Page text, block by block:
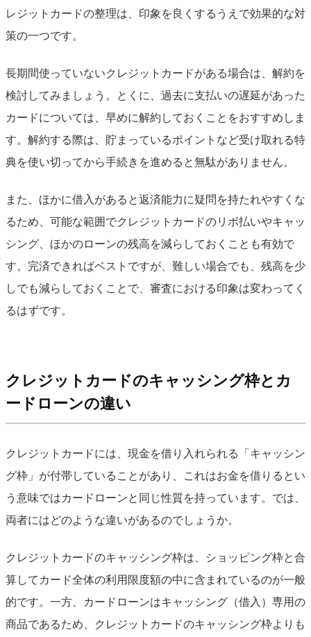
レジットカードの整理は、印象を良くするうえで効果的な対
策の一つです。
長期間使っていないクレジットカードがある場合は、解約を
検討してみましょう。とくに、過去に支払いの遅延があった
カードについては、早めに解約しておくことをおすすめしま
す。解約する際は、貯まっているポイントなど受け取れる特
典を使い切ってから手続きを進めると無駄がありません。
また、ほかに借入があると返済能力に疑問を持たれやすくな
るため、可能な範囲でクレジットカードのリボ払いやキャッ
シング、ほかのローンの残高を減らしておくことも有効で
す。完済できればベストですが、難しい場合でも、残高を少
しでも減らしておくことで、審査における印象は変わってく
るはずです。
クレジットカードのキャッシング枠とカ
ードローンの違い
クレジットカードには、現金を借り入れられる「キャッシン
グ枠」が付帯していることがあり、これはお金を借りるとい
う意味ではカードローンと同じ性質を持っています。では、
両者にはどのような違いがあるのでしょうか。
クレジットカードのキャッシング枠は、ショッピング枠と合
算してカード全体の利用限度額の中に含まれているのが一般
的です。一方、カードローンはキャッシング（借入）専用の
商品であるため、クレジットカードのキャッシング枠よりも